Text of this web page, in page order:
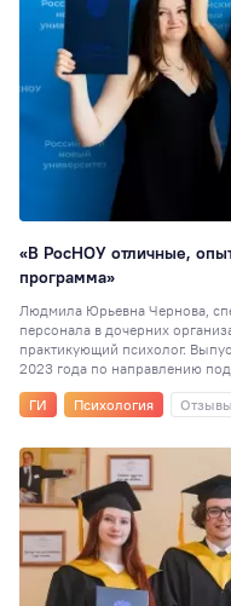
«В РосНОУ отличные,
программа»
Людмила Юрьевна Чернова,
персонала в дочерних
практикующий психолог.
2023 года по направлению
консультирование и коучинг».
ГИ
Психология